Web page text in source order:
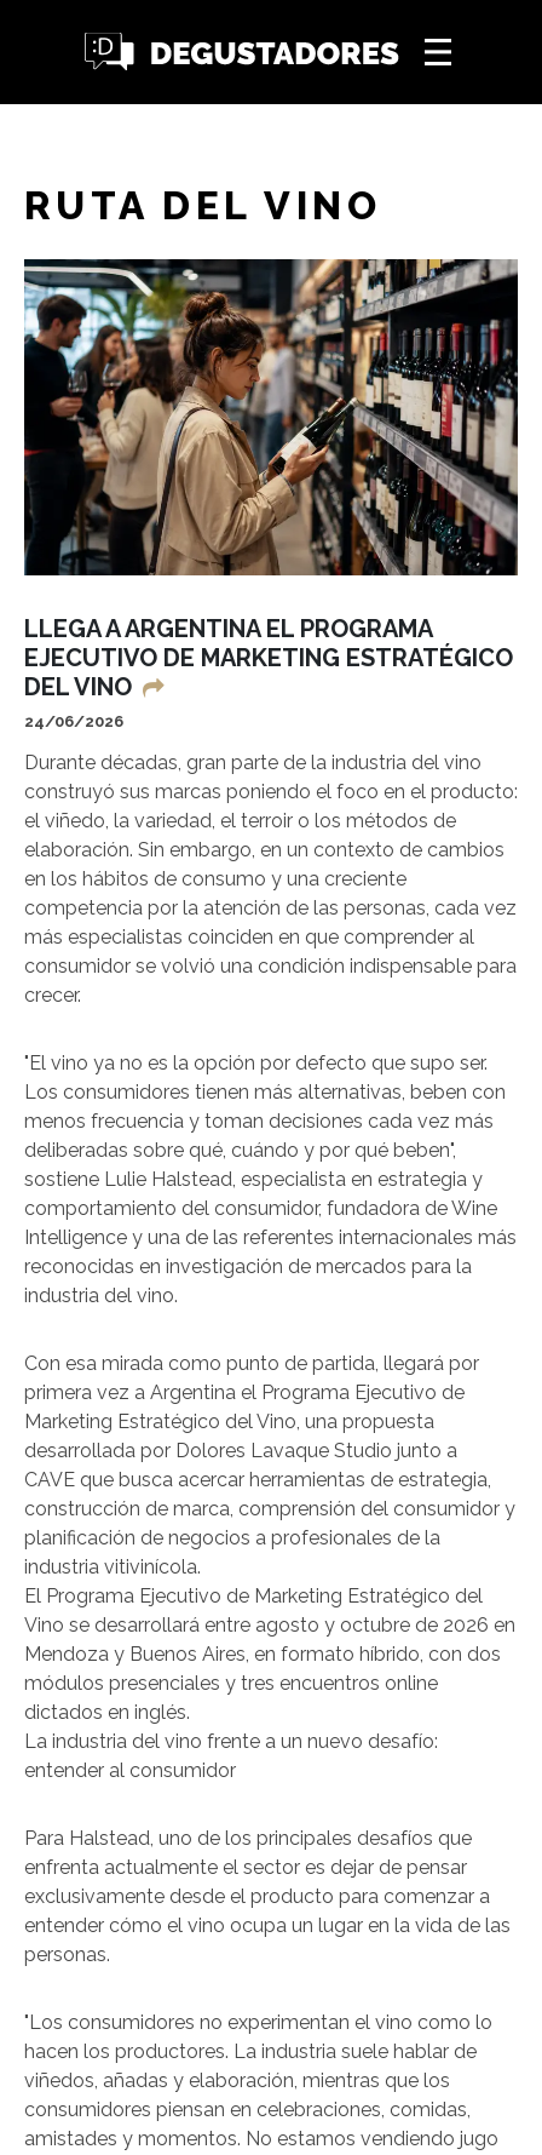
RUTA DEL VINO
LLEGA A ARGENTINA EL PROGRAMA
EJECUTIVO DE MARKETING ESTRATÉGICO
DEL VINO
24/06/2026
Durante décadas, gran parte de la industria del vino
construyó sus marcas poniendo el foco en el producto:
el viñedo, la variedad, el terroir o los métodos de
elaboración. Sin embargo, en un contexto de cambios
en los hábitos de consumo y una creciente
competencia por la atención de las personas, cada vez
más especialistas coinciden en que comprender al
consumidor se volvió una condición indispensable para
crecer.
"El vino ya no es la opción por defecto que supo ser.
Los consumidores tienen más alternativas, beben con
menos frecuencia y toman decisiones cada vez más
deliberadas sobre qué, cuándo y por qué beben",
sostiene Lulie Halstead, especialista en estrategia y
comportamiento del consumidor, fundadora de Wine
Intelligence y una de las referentes internacionales más
reconocidas en investigación de mercados para la
industria del vino.
Con esa mirada como punto de partida, llegará por
primera vez a Argentina el Programa Ejecutivo de
Marketing Estratégico del Vino, una propuesta
desarrollada por Dolores Lavaque Studio junto a
CAVE que busca acercar herramientas de estrategia,
construcción de marca, comprensión del consumidor y
planificación de negocios a profesionales de la
industria vitivinícola.
El Programa Ejecutivo de Marketing Estratégico del
Vino se desarrollará entre agosto y octubre de 2026 en
Mendoza y Buenos Aires, en formato híbrido, con dos
módulos presenciales y tres encuentros online
dictados en inglés.
La industria del vino frente a un nuevo desafío:
entender al consumidor
Para Halstead, uno de los principales desafíos que
enfrenta actualmente el sector es dejar de pensar
exclusivamente desde el producto para comenzar a
entender cómo el vino ocupa un lugar en la vida de las
personas.
"Los consumidores no experimentan el vino como lo
hacen los productores. La industria suele hablar de
viñedos, añadas y elaboración, mientras que los
consumidores piensan en celebraciones, comidas,
amistades y momentos. No estamos vendiendo jugo